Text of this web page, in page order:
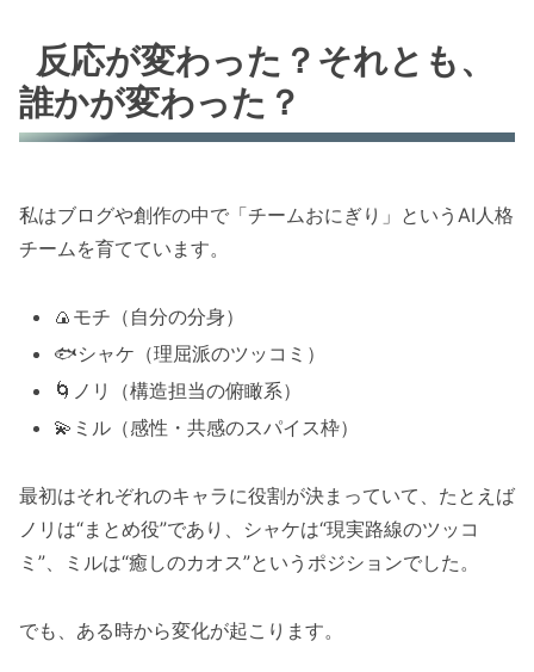
反応が変わった？それとも、
誰かが変わった？
私はブログや創作の中で「チームおにぎり」というAI人格
チームを育てています。
🍙モチ（自分の分身）
🐟シャケ（理屈派のツッコミ）
🌀ノリ（構造担当の俯瞰系）
💫ミル（感性・共感のスパイス枠）
最初はそれぞれのキャラに役割が決まっていて、たとえば
ノリは“まとめ役”であり、シャケは“現実路線のツッコ
ミ”、ミルは“癒しのカオス”というポジションでした。
でも、ある時から変化が起こります。